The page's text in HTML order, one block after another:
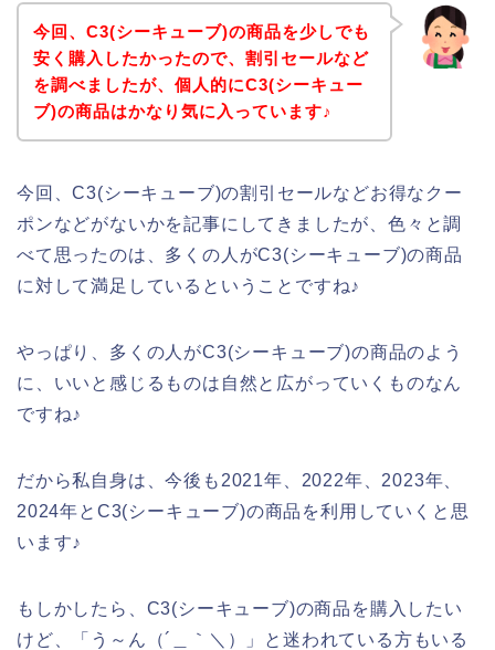
今回、C3(シーキューブ)の商品を少しでも
安く購入したかったので、割引セールなど
を調べましたが、個人的にC3(シーキュー
ブ)の商品はかなり気に入っています♪
今回、C3(シーキューブ)の割引セールなどお得なクー
ポンなどがないかを記事にしてきましたが、色々と調
べて思ったのは、多くの人がC3(シーキューブ)の商品
に対して満足しているということですね♪
やっぱり、多くの人がC3(シーキューブ)の商品のよう
に、いいと感じるものは自然と広がっていくものなん
ですね♪
だから私自身は、今後も2021年、2022年、2023年、
2024年とC3(シーキューブ)の商品を利用していくと思
います♪
もしかしたら、C3(シーキューブ)の商品を購入したい
けど、「う～ん（´＿｀＼）」と迷われている方もいる